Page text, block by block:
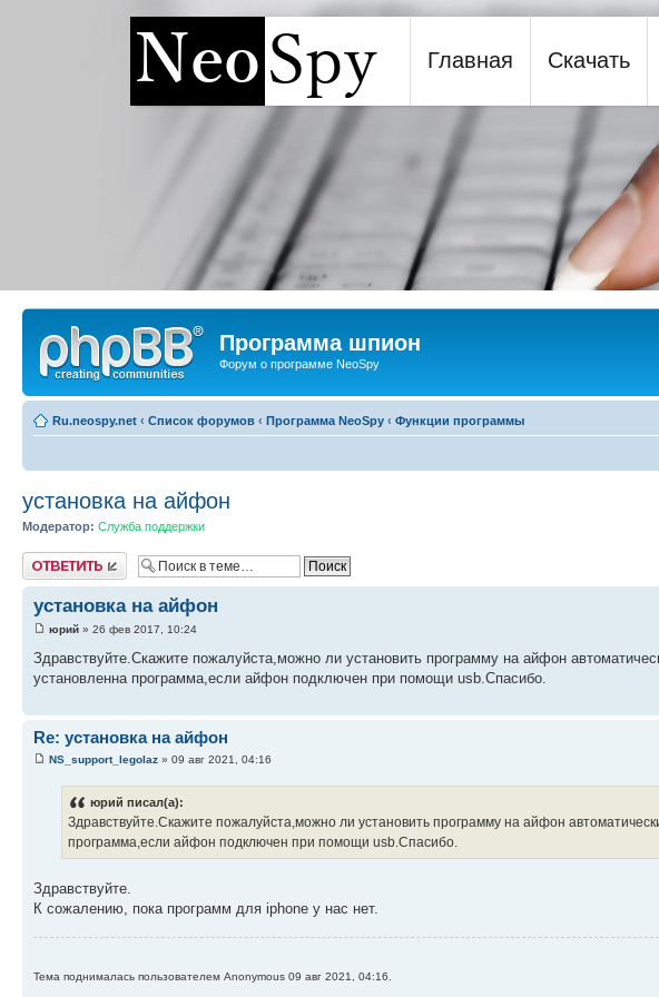
Программа шпион NeoSpy
Главная Скачать
Программа шпион
Форум о программе NeoSpy
Ru.neospy.net ‹ Список форумов ‹ Программа NeoSpy ‹ Функции программы
установка на айфон
Модератор: Служба поддержки
Ответить
установка на айфон
юрий » 26 фев 2017, 10:24
Здравствуйте.Скажите пожалуйста,можно ли установить программу на айфон
установленна программа,если айфон подключен при помощи usb.Спасибо.
Re: установка на айфон
NS_support_legolaz » 09 авг 2021, 04:16
юрий писал(а):
Здравствуйте.Скажите пожалуйста,можно ли установить программу на айфон
программа,если айфон подключен при помощи usb.Спасибо.
Здравствуйте.
К сожалению, пока программ для iphone у нас нет.
Тема поднималась пользователем Anonymous 09 авг 2021, 04:16.